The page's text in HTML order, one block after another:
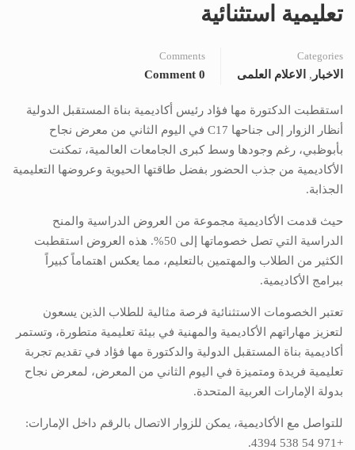
تعليمية استثنائية
Categories
الاخبار , الاعلام العلمى
Comments
0 Comment
استقطبت الدكتورة مها فؤاد رئيس أكاديمية بناة المستقبل الدولية
أنظار الزوار إلى جناحها C17 في اليوم الثاني من معرض نجاح
بأبوظبي، رغم وجودها وسط كبرى الجامعات العالمية، تمكنت
الأكاديمية من جذب الحضور بفضل طاقتها الحيوية وعروضها التعليمية
الجذابة.
حيث قدمت الأكاديمية مجموعة من العروض الدراسية والمنح
الدراسية التي تصل خصوماتها إلى 50%. هذه العروض استقطبت
الكثير من الطلاب والمهتمين بالتعليم، مما يعكس اهتماماً كبيراً
ببرامج الأكاديمية.
تعتبر الخصومات الاستثنائية فرصة مثالية للطلاب الذين يسعون
لتعزيز مهاراتهم الأكاديمية والمهنية في بيئة تعليمية متطورة، وتستمر
أكاديمية بناة المستقبل الدولية والدكتورة مها فؤاد في تقديم تجربة
تعليمية فريدة ومتميزة في اليوم الثاني من المعرض، لمعرض نجاح
بدولة الإمارات العربية المتحدة.
للتواصل مع الأكاديمية، يمكن للزوار الاتصال بالرقم داخل الإمارات:
+971 54 538 4394.